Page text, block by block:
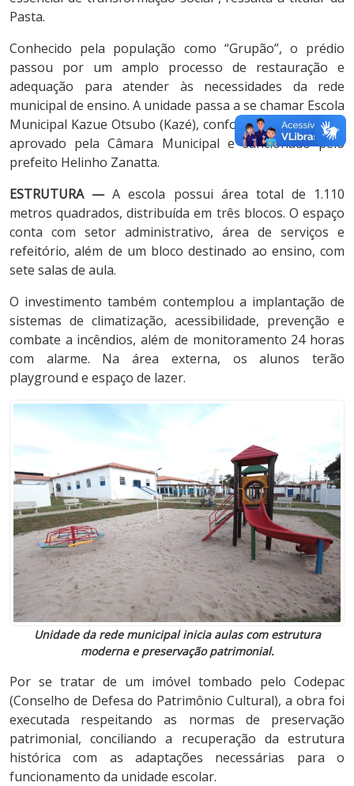
Pasta.
Conhecido pela população como “Grupão”, o prédio
passou por um amplo processo de restauração e
adequação para atender às necessidades da rede
municipal de ensino. A unidade passa a se chamar Escola
Municipal Kazue Otsubo (Kazé), conforme projeto de lei
aprovado pela Câmara Municipal e sancionado pelo
prefeito Helinho Zanatta.
ESTRUTURA —A escola possui área total de 1.110
metros quadrados, distribuída em três blocos. O espaço
conta com setor administrativo, área de serviços e
refeitório, além de um bloco destinado ao ensino, com
sete salas de aula.
O investimento também contemplou a implantação de
sistemas de climatização, acessibilidade, prevenção e
combate a incêndios, além de monitoramento 24 horas
com alarme. Na área externa, os alunos terão
playground e espaço de lazer.
Unidade da rede municipal inicia aulas com estrutura
moderna e preservação patrimonial.
Por se tratar de um imóvel tombado pelo Codepac
(Conselho de Defesa do Patrimônio Cultural), a obra foi
executada respeitando as normas de preservação
patrimonial, conciliando a recuperação da estrutura
histórica com as adaptações necessárias para o
funcionamento da unidade escolar.